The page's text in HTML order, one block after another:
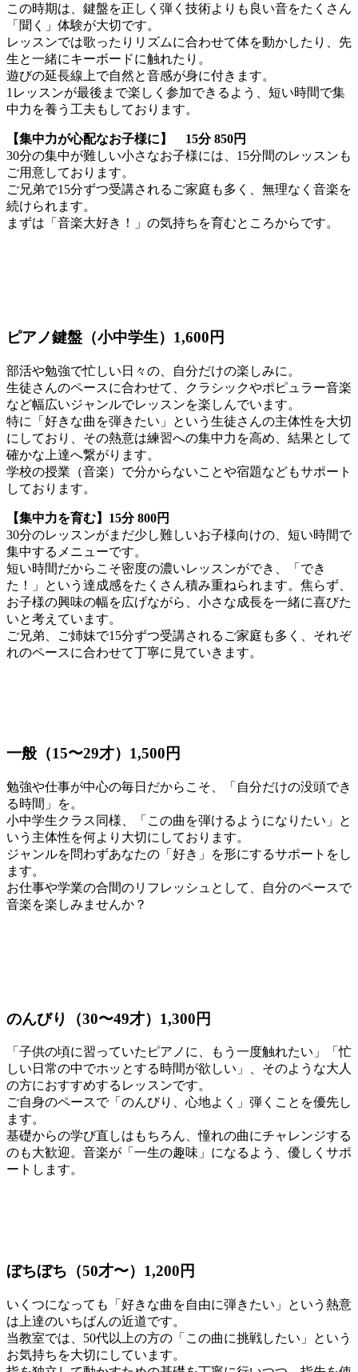
この時期は、鍵盤を正しく弾く技術よりも良い音をたくさん
「聞く」体験が大切です。
レッスンでは歌ったりリズムに合わせて体を動かしたり、先
生と一緒にキーボードに触れたり。
遊びの延長線上で自然と音感が身に付きます。
1レッスンが最後まで楽しく参加できるよう、短い時間で集
中力を養う工夫もしております。
【集中力が心配なお子様に】
15分 850円
30分の集中が難しい小さなお子様には、15分間のレッスンも
ご用意しております。
ご兄弟で15分ずつ受講されるご家庭も多く、無理なく音楽を
続けられます。
まずは「音楽大好き！」の気持ちを育むところからです。
ピアノ鍵盤（小中学生）1,600円
部活や勉強で忙しい日々の、自分だけの楽しみに。
生徒さんのペースに合わせて、クラシックやポピュラー音楽
など幅広いジャンルでレッスンを楽しんでいます。
特に「好きな曲を弾きたい」という生徒さんの主体性を大切
にしており、その熱意は練習への集中力を高め、結果として
確かな上達へ繋がります。
学校の授業（音楽）で分からないことや宿題などもサポート
しております。
【集中力を育む】15分 800円
30分のレッスンがまだ少し難しいお子様向けの、短い時間で
集中するメニューです。
短い時間だからこそ密度の濃いレッスンができ、「でき
た！」という達成感をたくさん積み重ねられます。焦らず、
お子様の興味の幅を広げながら、小さな成長を一緒に喜びた
いと考えています。
ご兄弟、ご姉妹で15分ずつ受講されるご家庭も多く、それぞ
れのペースに合わせて丁寧に見ていきます。
一般（15〜29才）1,500円
勉強や仕事が中心の毎日だからこそ、「自分だけの没頭でき
る時間」を。
小中学生クラス同様、「この曲を弾けるようになりたい」と
いう主体性を何より大切にしております。
ジャンルを問わずあなたの「好き」を形にするサポートをし
ます。
お仕事や学業の合間のリフレッシュとして、自分のペースで
音楽を楽しみませんか？
のんびり（30〜49才）1,300円
「子供の頃に習っていたピアノに、もう一度触れたい」「忙
しい日常の中でホッとする時間が欲しい」、そのような大人
の方におすすめするレッスンです。
ご自身のペースで「のんびり、心地よく」弾くことを優先し
ます。
基礎からの学び直しはもちろん、憧れの曲にチャレンジする
のも大歓迎。音楽が「一生の趣味」になるよう、優しくサポ
ートします。
ぼちぼち（50才〜）1,200円
いくつになっても「好きな曲を自由に弾きたい」という熱意
は上達のいちばんの近道です。
当教室では、50代以上の方の「この曲に挑戦したい」という
お気持ちを大切にしています。